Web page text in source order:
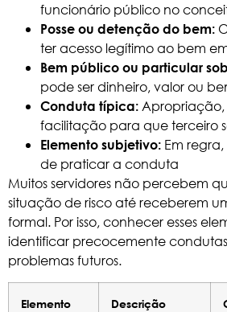
funcionário público no
Posse ou detenção do bem:
ter acesso legítimo ao bem
Bem público ou particular
pode ser dinheiro, valor ou
Conduta típica: Apropriação,
facilitação para que terceiro
Elemento subjetivo: Em
de praticar a conduta
Muitos servidores não percebem
situação de risco até receberem
formal. Por isso, conhecer esses
identificar precocemente
problemas futuros.
Elemento Descrição